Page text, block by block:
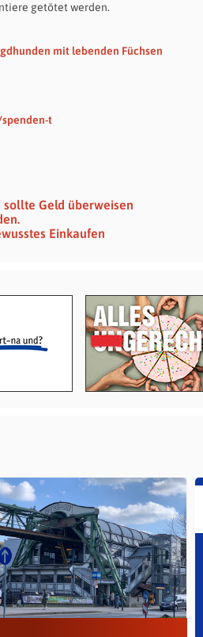
getötet werden.
mit lebenden Füchsen
t
Geld überweisen
Einkaufen